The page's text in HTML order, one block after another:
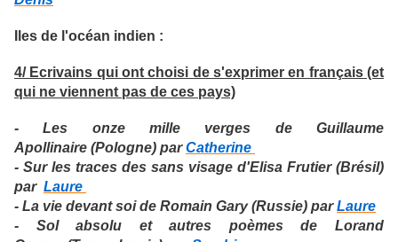
Iles de l'océan indien :
4/ Ecrivains qui ont choisi de s'exprimer en français (et
qui ne viennent pas de ces pays)
- Les onze mille verges de Guillaume
Apollinaire (Pologne) par Catherine
- Sur les traces des sans visage d'Elisa Frutier (Brésil)
par Laure
- La vie devant soi de Romain Gary (Russie) parLaure
- Sol absolu et autres poèmes de Lorand